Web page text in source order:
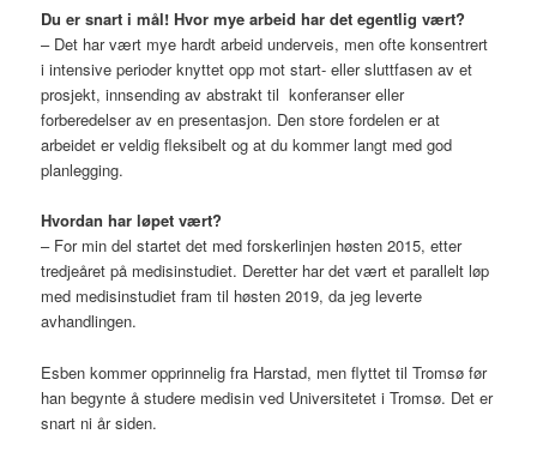
Du er snart i mål!Hvor mye arbeid har det egentlig vært?
– Det har vært mye hardt arbeid underveis, men ofte konsentrert
i intensive perioder knyttet opp mot start- eller sluttfasen av et
prosjekt, innsending av abstrakt til konferanser eller
forberedelser av en presentasjon. Den store fordelen er at
arbeidet er veldig fleksibelt og at du kommer langt med god
planlegging.
Hvordan har løpet vært?
– For min del startet det med forskerlinjen høsten 2015, etter
tredjeåret på medisinstudiet. Deretter har det vært et parallelt løp
med medisinstudiet fram til høsten 2019, da jeg leverte
avhandlingen.
Esben kommer opprinnelig fra Harstad, men flyttet til Tromsø før
han begynte å studere medisin ved Universitetet i Tromsø. Det er
snart ni år siden.